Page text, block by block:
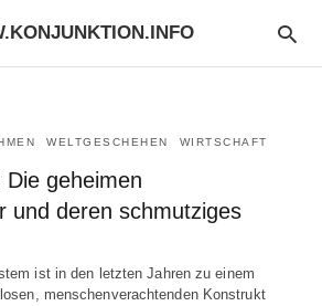
WELTGESCHEHEN WIRTSCHAFT
geheimen
und deren schmutziges
ist in den letzten Jahren zu einem
menschenverachtenden Konstrukt